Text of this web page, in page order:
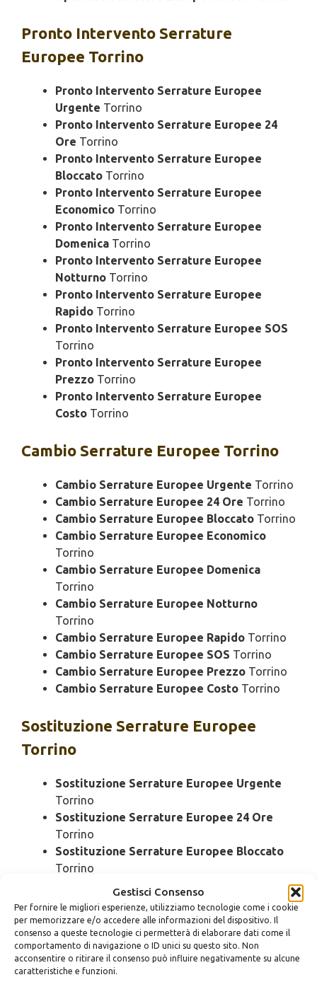
Gestisci Consenso
Per fornire le migliori esperienze, utilizziamo tecnologie come i cookie
per memorizzare e/o accedere alle informazioni del dispositivo. Il
consenso a queste tecnologie ci permetterà di elaborare dati come il
comportamento di navigazione o ID unici su questo sito. Non
acconsentire o ritirare il consenso può influire negativamente su alcune
caratteristiche e funzioni.
Pronto Intervento Serrature
Europee Torrino
Pronto Intervento Serrature Europee
Urgente Torrino
Pronto Intervento Serrature Europee 24
Ore Torrino
Pronto Intervento Serrature Europee
Bloccato Torrino
Pronto Intervento Serrature Europee
Economico Torrino
Pronto Intervento Serrature Europee
Domenica Torrino
Pronto Intervento Serrature Europee
Notturno Torrino
Pronto Intervento Serrature Europee
Rapido Torrino
Pronto Intervento Serrature Europee SOS
Torrino
Pronto Intervento Serrature Europee
Prezzo Torrino
Pronto Intervento Serrature Europee
Costo Torrino
Cambio Serrature Europee Torrino
Cambio Serrature Europee Urgente Torrino
Cambio Serrature Europee 24 Ore Torrino
Cambio Serrature Europee Bloccato Torrino
Cambio Serrature Europee Economico
Torrino
Cambio Serrature Europee Domenica
Torrino
Cambio Serrature Europee Notturno
Torrino
Cambio Serrature Europee Rapido Torrino
Cambio Serrature Europee SOS Torrino
Cambio Serrature Europee Prezzo Torrino
Cambio Serrature Europee Costo Torrino
Sostituzione Serrature Europee
Torrino
Sostituzione Serrature Europee Urgente
Torrino
Sostituzione Serrature Europee 24 Ore
Torrino
Sostituzione Serrature Europee Bloccato
Torrino
Sostituzione Serrature Europee Economico
Torrino
Sostituzione Serrature Europee Domenica
Torrino
Sostituzione Serrature Europee Notturno
Torrino